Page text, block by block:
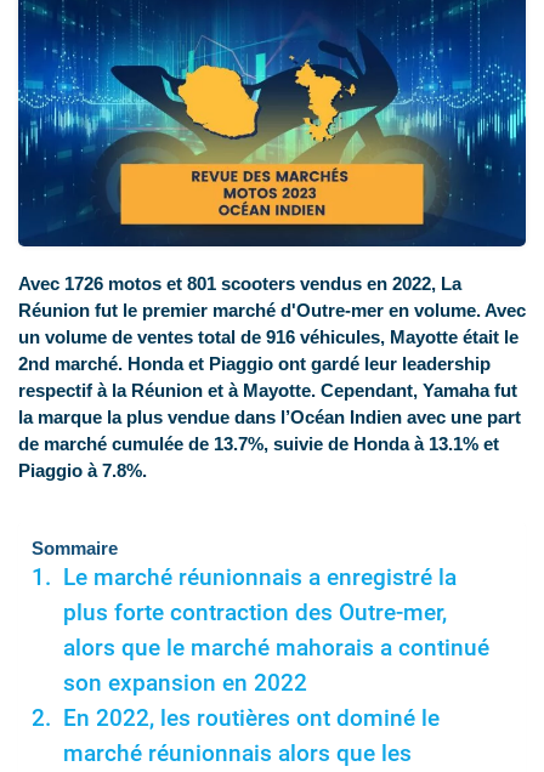
Avec 1726 motos et 801 scooters vendus en 2022, La
Réunion fut le premier marché d'Outre-mer en volume. Avec
un volume de ventes total de 916 véhicules, Mayotte était le
2nd marché. Honda et Piaggio ont gardé leur leadership
respectif à la Réunion et à Mayotte. Cependant, Yamaha fut
la marque la plus vendue dans l’Océan Indien avec une part
de marché cumulée de 13.7%, suivie de Honda à 13.1% et
Piaggio à 7.8%.
Sommaire
Le marché réunionnais a enregistré la
plus forte contraction des Outre-mer,
alors que le marché mahorais a continué
son expansion en 2022
En 2022, les routières ont dominé le
marché réunionnais alors que les